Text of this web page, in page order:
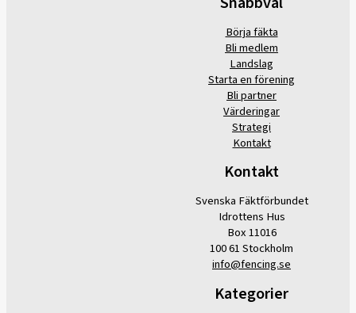
Börja fäkta
Bli medlem
Landslag
Starta en förening
Bli partner
Värderingar
Strategi
Kontakt
Kontakt
Svenska Fäktförbundet
Idrottens Hus
Box 11016
100 61 Stockholm
info@fencing.se
Kategorier